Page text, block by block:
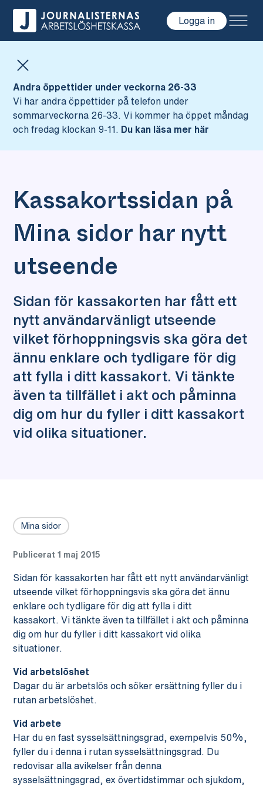
Hoppa till innehåll
Logga in
Andra öppettider under veckorna 26-33
Vi har andra öppettider på telefon under
sommarveckorna 26-33. Vi kommer ha öppet måndag
och fredag klockan 9-11.
Du kan läsa mer här
Kassakortssidan på
Mina sidor har nytt
utseende
Sidan för kassakorten har fått ett
nytt användarvänligt utseende
vilket förhoppningsvis ska göra det
ännu enklare och tydligare för dig
att fylla i ditt kassakort. Vi tänkte
även ta tillfället i akt och påminna
dig om hur du fyller i ditt kassakort
vid olika situationer.
Mina sidor
Publicerat 1 maj 2015
Sidan för kassakorten har fått ett nytt användarvänligt
utseende vilket förhoppningsvis ska göra det ännu
enklare och tydligare för dig att fylla i ditt
kassakort. Vi tänkte även ta tillfället i akt och påminna
dig om hur du fyller i ditt kassakort vid olika
situationer.
Vid arbetslöshet
Dagar du är arbetslös och söker ersättning fyller du i
rutan arbetslöshet.
Vid arbete
Har du en fast sysselsättningsgrad, exempelvis 50%,
fyller du i denna i rutan sysselsättningsgrad. Du
redovisar alla avikelser från denna
sysselsättningsgrad, ex övertidstimmar och sjukdom,